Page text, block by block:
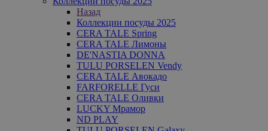
Назад
Коллекции посуды 2025
CERA TALE Spring
CERA TALE Лимоны
DE'NASTIA DONNA
TULU PORSELEN Vendy
CERA TALE Авокадо
FARFORELLE Гуси
CERA TALE Оливки
LUCKY Мрамор
ND PLAY